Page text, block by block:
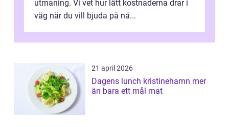
utmaning. Vi vet hur lätt kostnaderna drar i
väg när du vill bjuda på nå...
21 april 2026
Dagens lunch kristinehamn mer
än bara ett mål mat